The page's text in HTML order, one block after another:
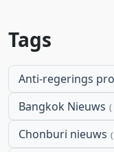
Tags
Anti-regerings
Bangkok Nieuws
Chonburi nieuws